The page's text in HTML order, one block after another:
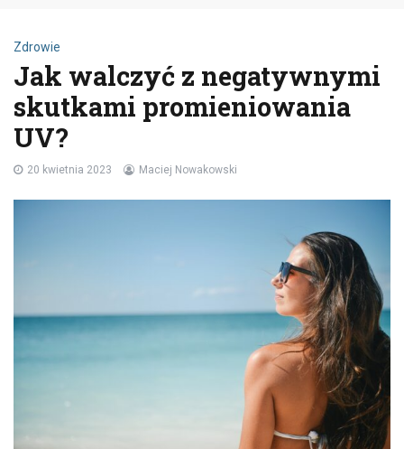
Zdrowie
Jak walczyć z negatywnymi
skutkami promieniowania
UV?
20 kwietnia 2023 Maciej Nowakowski